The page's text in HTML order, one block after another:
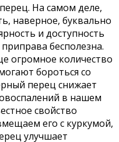
На самом деле,
наверное, буквально
и доступность
бесполезна.
огромное количество
бороться со
перец снижает
в нашем
свойство
его с куркумой,
улучшает